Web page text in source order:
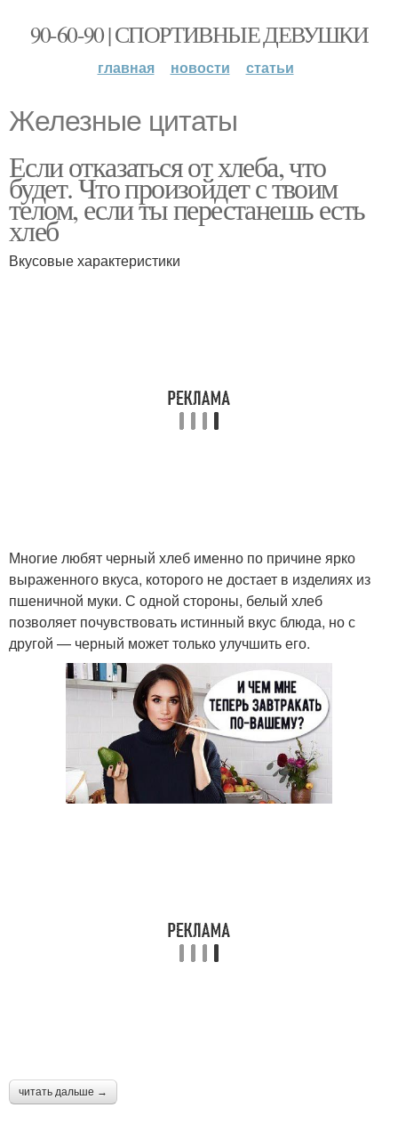
90-60-90 | СПОРТИВНЫЕ ДЕВУШКИ
главная новости статьи
Железные цитаты
Если отказаться от хлеба, что
будет. Что произойдет с твоим
телом, если ты перестанешь есть
хлеб
Вкусовые характеристики
Многие любят черный хлеб именно по причине ярко
выраженного вкуса, которого не достает в изделиях из
пшеничной муки. С одной стороны, белый хлеб
позволяет почувствовать истинный вкус блюда, но с
другой — черный может только улучшить его.
читать дальше →